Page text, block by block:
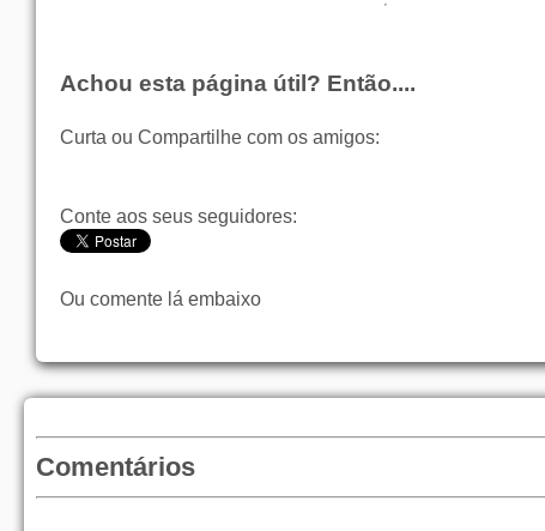
Achou esta página útil? Então....
Curta ou Compartilhe com os amigos:
Conte aos seus seguidores:
Ou comente lá embaixo
Comentários